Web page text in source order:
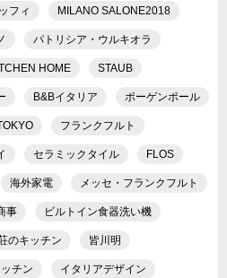
フィ MILANO SALONE2018
パトリシア・ウルキオラ
HOME STAUB
B&Bイタリア ポーゲンポール
フランクフルト
セラミックタイル FLOS
海外家電 メッセ・フランクフルト
事 ビルトイン食器洗い機
のキッチン 皆川明
チン イタリアデザイン